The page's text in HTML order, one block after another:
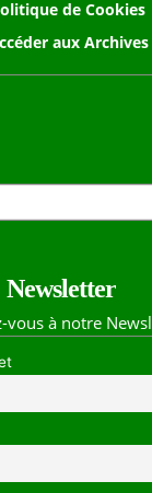
de Cookies
aux Archives
Newsletter
vous à notre